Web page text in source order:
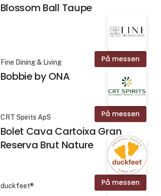
Blossom Ball Taupe
På messen
Fine Dining & Living
Bobbie by ONA
På messen
CRT Spirits ApS
Bolet Cava Cartoixa Gran
Reserva Brut Nature
På messen
duckfeet®